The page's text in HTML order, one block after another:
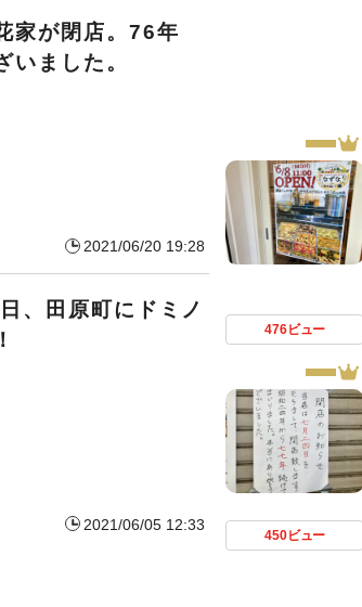
家が閉店。76年
いました。
2021/06/20 19:28
、田原町にドミノ
2021/06/05 12:33
476ビュー
450ビュー